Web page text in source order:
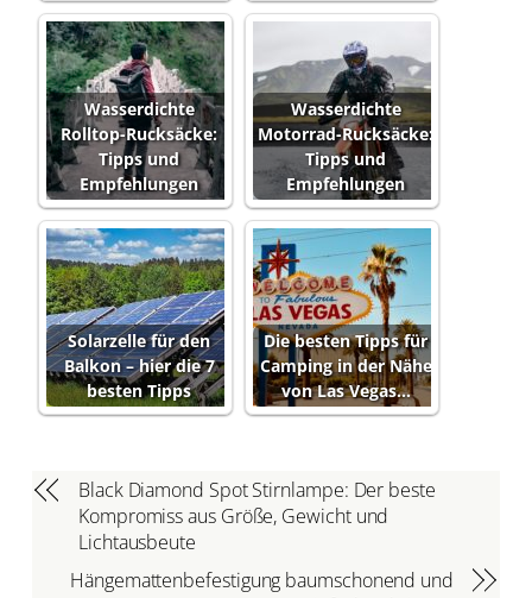
Wasserdichte
Rolltop-Rucksäcke:
Tipps und
Empfehlungen
Wasserdichte
Motorrad-Rucksäcke:
Tipps und
Empfehlungen
Solarzelle für den
Balkon – hier die 7
besten Tipps
Die besten Tipps für
Camping in der Nähe
von Las Vegas…
Black Diamond Spot Stirnlampe: Der beste
Kompromiss aus Größe, Gewicht und
Lichtausbeute
Hängemattenbefestigung baumschonend und